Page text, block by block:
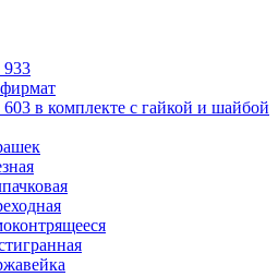
в комплекте с гайкой и шайбой